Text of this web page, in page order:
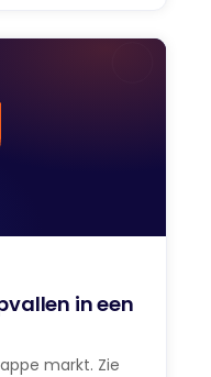
in een
markt. Zie